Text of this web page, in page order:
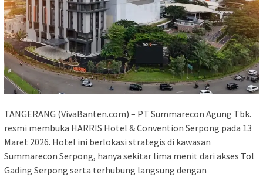
TANGERANG (VivaBanten.com) – PT Summarecon Agung Tbk.
resmi membuka HARRIS Hotel & Convention Serpong pada 13
Maret 2026. Hotel ini berlokasi strategis di kawasan
Summarecon Serpong, hanya sekitar lima menit dari akses Tol
Gading Serpong serta terhubung langsung dengan